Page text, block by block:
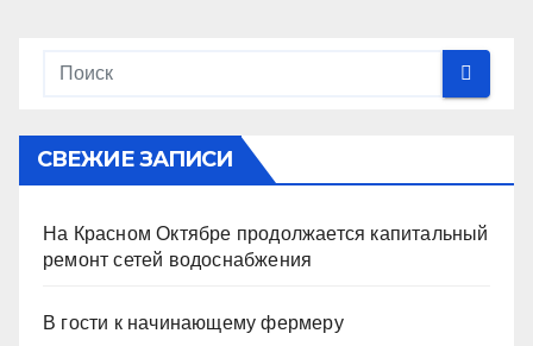
СВЕЖИЕ ЗАПИСИ
На Красном Октябре продолжается капитальный
ремонт сетей водоснабжения
В гости к начинающему фермеру